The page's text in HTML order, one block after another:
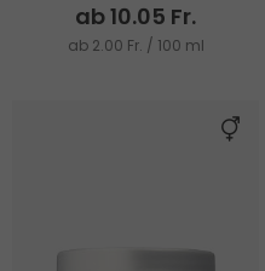
ab 10.05 Fr.
ab 2.00 Fr. / 100 ml